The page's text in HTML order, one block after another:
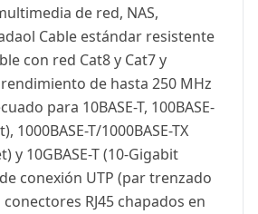
de red, NAS,
Cable estándar resistente
con red Cat8 y Cat7 y
de hasta 250 MHz
para 10BASE-T, 100BASE-
1000BASE-T/1000BASE-TX
y 10GBASE-T (10-Gigabit
conexión UTP (par trenzado
RJ45 chapados en